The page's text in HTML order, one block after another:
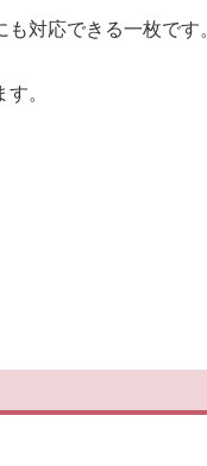
対応できる一枚です。
。